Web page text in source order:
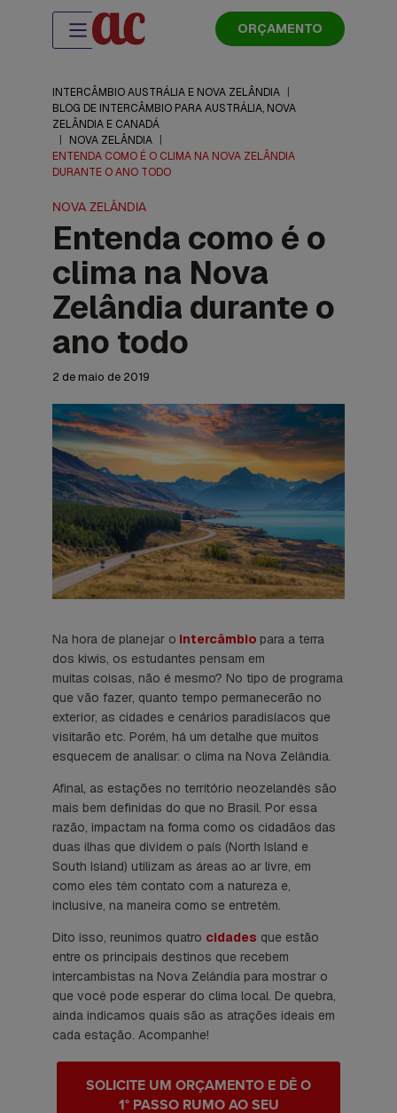
ORÇAMENTO
INTERCÂMBIO AUSTRÁLIA E NOVA ZELÂNDIA
BLOG DE INTERCÂMBIO PARA AUSTRÁLIA, NOVA
ZELÂNDIA E CANADÁ
NOVA ZELÂNDIA
ENTENDA COMO É O CLIMA NA NOVA ZELÂNDIA
DURANTE O ANO TODO
NOVA ZELÂNDIA
Entenda como é o
clima na Nova
Zelândia durante o
ano todo
2 de maio de 2019
Na hora de planejar o intercâmbio para a terra
dos kiwis, os estudantes pensam em
muitas coisas, não é mesmo? No tipo de programa
que vão fazer, quanto tempo permanecerão no
exterior, as cidades e cenários paradisíacos que
visitarão etc. Porém, há um detalhe que muitos
esquecem de analisar: o clima na Nova Zelândia.
Afinal, as estações no território neozelandês são
mais bem definidas do que no Brasil. Por essa
razão, impactam na forma como os cidadãos das
duas ilhas que dividem o país (North Island e
South Island) utilizam as áreas ao ar livre, em
como eles têm contato com a natureza e,
inclusive, na maneira como se entretêm.
Dito isso, reunimos quatro cidades que estão
entre os principais destinos que recebem
intercambistas na Nova Zelândia para mostrar o
que você pode esperar do clima local. De quebra,
ainda indicamos quais são as atrações ideais em
cada estação. Acompanhe!
SOLICITE UM ORÇAMENTO E DÊ O
1° PASSO RUMO AO SEU